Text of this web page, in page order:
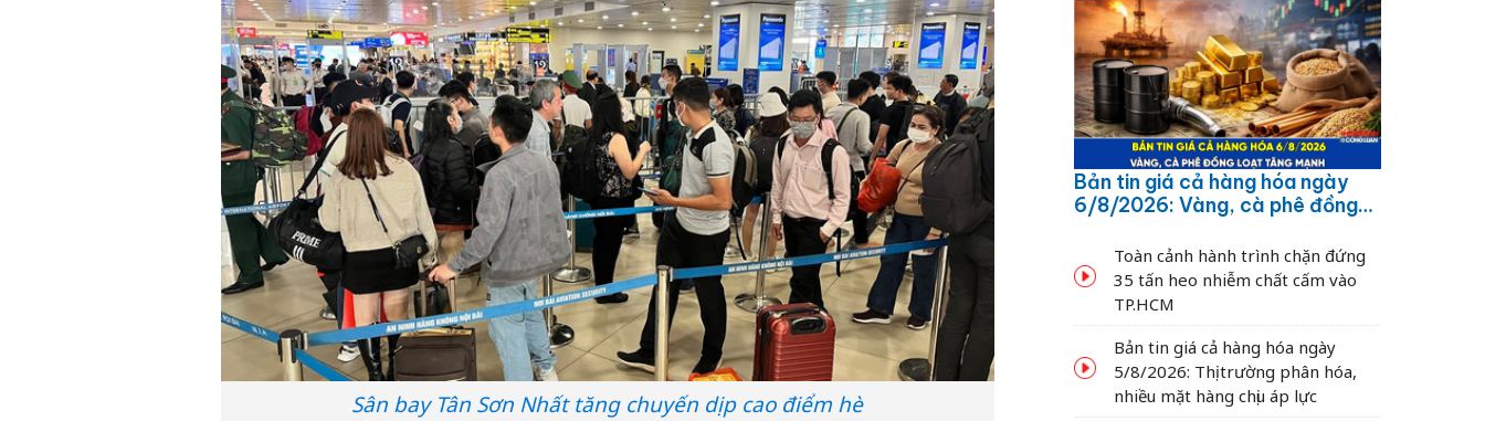
Sân bay Tân Sơn Nhất tăng chuyến dịp cao điểm hè
Bản tin giá cả hàng hóa ngày
6/8/2026: Vàng, cà phê đồng
Toàn cảnh hành trình chặn đứng
35 tấn heo nhiễm chất cấm vào
TP.HCM
Bản tin giá cả hàng hóa ngày
5/8/2026: Thị trường phân hóa,
nhiều mặt hàng chịu áp lực